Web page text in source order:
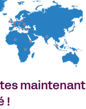
maintenant
!